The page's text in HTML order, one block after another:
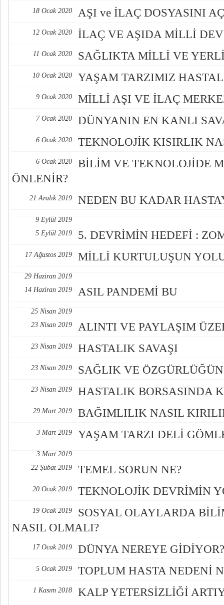
18 Ocak 2020 AŞI ve İLAÇ DOSYASINI
12 Ocak 2020 İLAÇ VE AŞIDA MİLLİ
11 Ocak 2020 SAĞLIKTA MİLLİ VE
10 Ocak 2020 YAŞAM TARZIMIZ
9 Ocak 2020 MİLLİ AŞI VE İLAÇ
7 Ocak 2020 DÜNYANIN EN KANLI
6 Ocak 2020 TEKNOLOJİK KISIRLIK
6 Ocak 2020
BİLİM VE TEKNOLOJİDE
ÖNLENİR?
21 Aralık 2019 NEDEN BU KADAR
9 Eylül 2019
5 Eylül 2019
5. DEVRİMİN HEDEFİ :
17 Ağustos 2019 MİLLİ KURTULUŞUN
29 Haziran 2019
14 Haziran 2019
ASIL PANDEMİ BU
25 Nisan 2019
23 Nisan 2019
ALINTI VE PAYLAŞIM
23 Nisan 2019 HASTALIK SAVAŞI
23 Nisan 2019 SAĞLIK VE
23 Nisan 2019 HASTALIK BORSASINDA
29 Mart 2019 BAĞIMLILIK NASIL
3 Mart 2019 YAŞAM TARZI DELİ
3 Mart 2019
22 Şubat 2019
TEMEL SORUN NE?
20 Ocak 2019 TEKNOLOJİK DEVRİMİN
19 Ocak 2019
SOSYAL OLAYLARDA
NASIL OLMALI?
17 Ocak 2019 DÜNYA NEREYE GİDİYOR?
5 Ocak 2019 TOPLUM HASTA NEDENİ
1 Kasım 2018 KALP YETERSİZLİĞİ